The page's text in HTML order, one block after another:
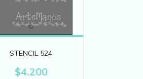
STENCIL 524
$4.200